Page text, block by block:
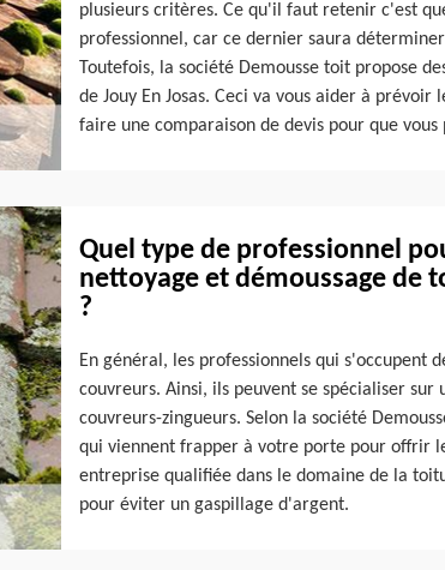
plusieurs critères. Ce qu'il faut retenir c'est
professionnel, car ce dernier saura
Toutefois, la société Demousse toit propose
de Jouy En Josas. Ceci va vous aider à
faire une comparaison de devis pour que vous
Quel type de professionnel
nettoyage et démoussage de
?
En général, les professionnels qui
couvreurs. Ainsi, ils peuvent se spécialiser
couvreurs-zingueurs. Selon la société
qui viennent frapper à votre porte pour offrir
entreprise qualifiée dans le domaine de la
pour éviter un gaspillage d'argent.